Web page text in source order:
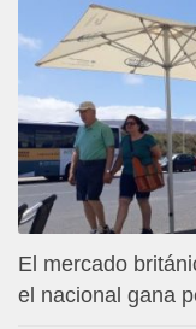
El mercado
el nacional gana